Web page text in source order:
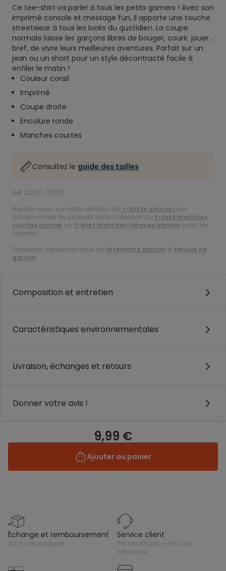
Ce tee-shirt va parler à tous les petits gamers ! Avec son
imprimé console et message fun, il apporte une touche
streetwear à tous les looks du quotidien. La coupe
normale laisse les garçons libres de bouger, courir, jouer…
bref, de vivre leurs meilleures aventures. Parfait sur un
jean ou un short pour un style décontracté facile à
enfiler le matin !
Couleur corail
Imprimé
Coupe droite
Encolure ronde
Manches courtes
Consultez le guide des tailles
Ref. 22182_02828
Rendez-vous sur notre sélection de t-shirts garçon pour
découvrir tous les produits de la collection du t-shirt manches
courtes garçon au t-shirt manches longues garçon selon les
besoins !
Découvrez également plus devêtements garçon et tenues de
garçon.
Composition et entretien
Caractéristiques environnementales
Livraison, échanges et retours
Donner votre avis !
9,99 €
Ajouter au panier
échange et remboursement
sur toute la saison
service client
par whatsapp, e-mail ou
téléphone